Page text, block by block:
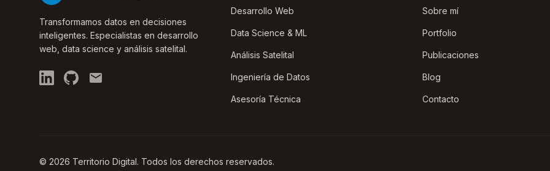
Transformamos datos en decisiones
inteligentes. Especialistas en desarrollo
web, data science y análisis satelital.
Desarrollo Web
Data Science & ML
Análisis Satelital
Ingeniería de Datos
Asesoría Técnica
Sobre mí
Portfolio
Publicaciones
Blog
Contacto
© 2026 Territorio Digital. Todos los derechos reservados.